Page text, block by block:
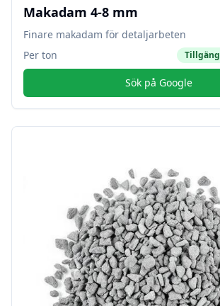
Makadam 4-8 mm
Finare makadam för detaljarbeten
Per ton
Sök på Google